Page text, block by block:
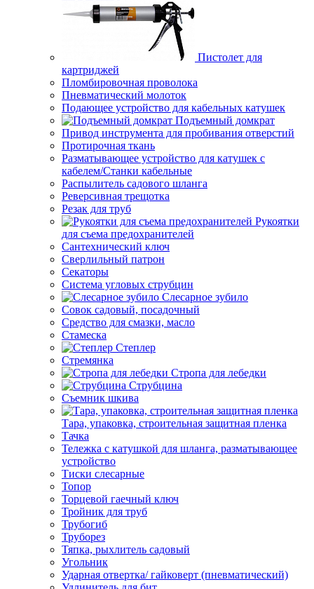
Пистолет для
картриджей
Пломбировочная проволока
Пневматический молоток
Подающее устройство для кабельных катушек
Подъемный домкрат
Привод инструмента для пробивания отверстий
Протирочная ткань
Разматывающее устройство для катушек с
кабелем/Станки кабельные
Распылитель садового шланга
Реверсивная трещотка
Резак для труб
Рукоятки
для съема предохранителей
Сантехнический ключ
Сверлильный патрон
Секаторы
Система угловых струбцин
Слесарное зубило
Совок садовый, посадочный
Средство для смазки, масло
Стамеска
Степлер
Стремянка
Стропа для лебедки
Струбцина
Съемник шкива
Тара, упаковка, строительная защитная пленка
Тачка
Тележка с катушкой для шланга, разматывающее
устройство
Тиски слесарные
Топор
Торцевой гаечный ключ
Тройник для труб
Трубогиб
Труборез
Тяпка, рыхлитель садовый
Угольник
Ударная отвертка/ гайковерт (пневматический)